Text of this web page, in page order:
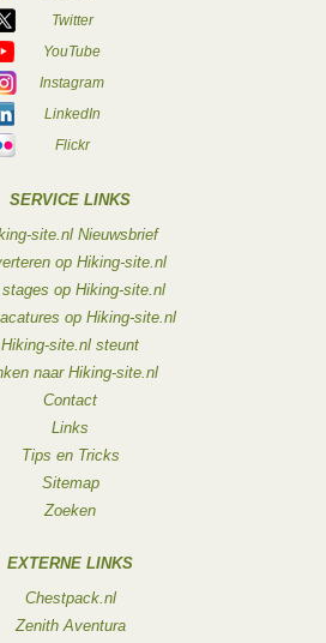
Twitter
YouTube
Instagram
LinkedIn
Flickr
SERVICE LINKS
site.nl Nieuwsbrief
op Hiking-site.nl
stages op Hiking-site.nl
op Hiking-site.nl
Hiking-site.nl steunt
naar Hiking-site.nl
Contact
Links
Tips en Tricks
Sitemap
Zoeken
EXTERNE LINKS
Chestpack.nl
Zenith Aventura